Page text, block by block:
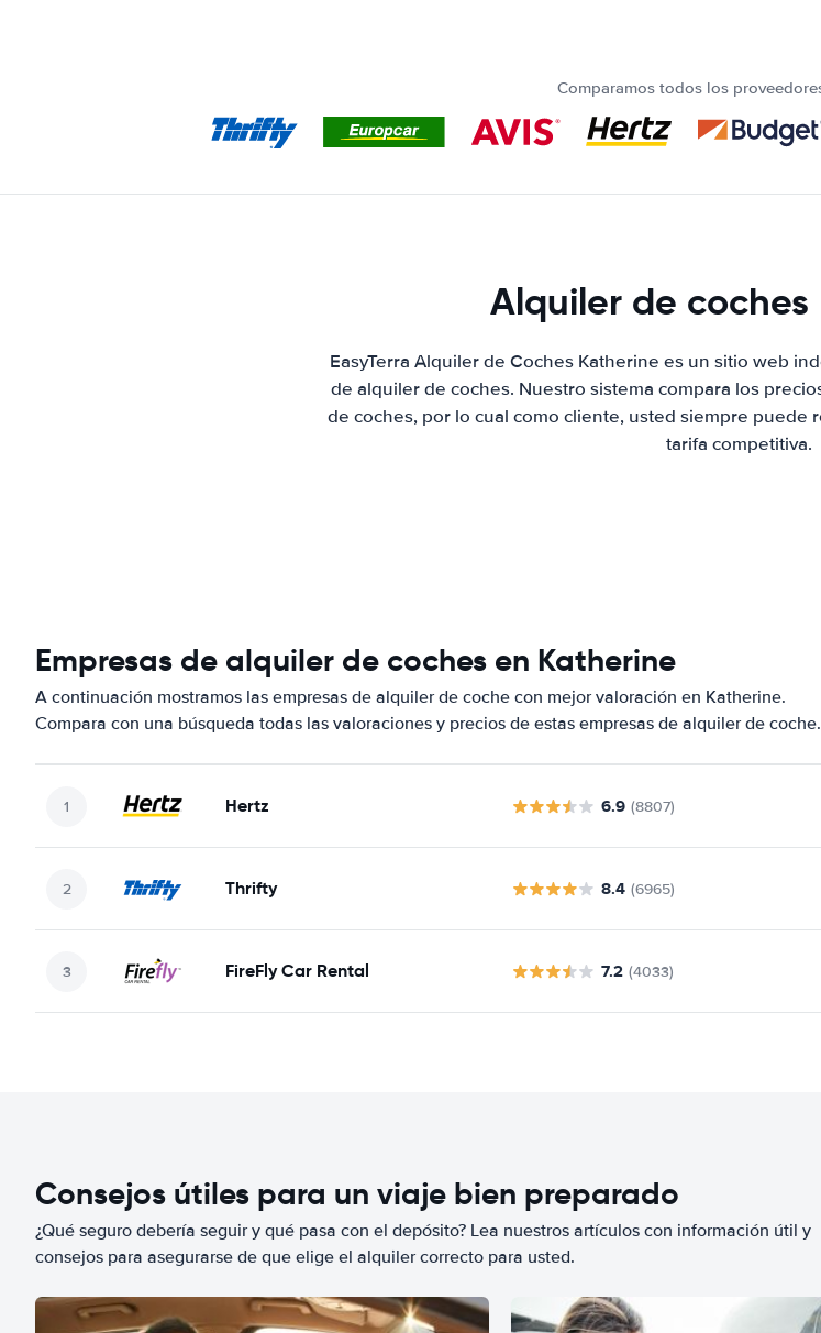
Comparamos todos los
Alquiler de
EasyTerra Alquiler de Coches Katherine es un sitio web
de alquiler de coches. Nuestro sistema compara los
de coches, por lo cual como cliente, usted siempre puede
tarifa competitiva.
Empresas de alquiler de coches en Katherine
A continuación mostramos las empresas de alquiler de coche con mejor valoración en Katherine.
Compara con una búsqueda todas las valoraciones y precios de estas empresas de alquiler de coche.
Hertz 6.9 (8807)
Thrifty 8.4 (6965)
FireFly Car Rental 7.2 (4033)
Consejos útiles para un viaje bien preparado
¿Qué seguro debería seguir y qué pasa con el depósito? Lea nuestros artículos con información útil y
consejos para asegurarse de que elige el alquiler correcto para usted.